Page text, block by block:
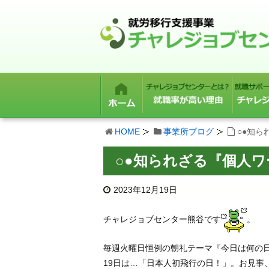
HOME 事業所ブログ ○●知ら
○●知られざる『個人
2023年12月19日
チャレジョブセンター熊谷です 。
毎週火曜日恒例の朝礼テーマ『今日は何の
19日は…「日本人初飛行の日！」。お見事